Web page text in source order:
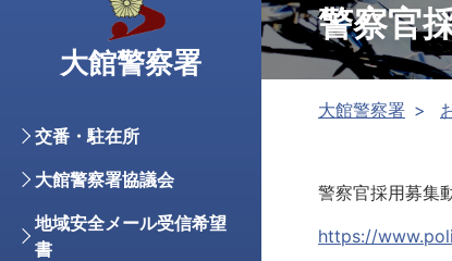
警察官
大館警察署
警察官採用募集
https://
大館警察署
交番・駐在所
大館警察署協議会
地域安全メール受信希望
書